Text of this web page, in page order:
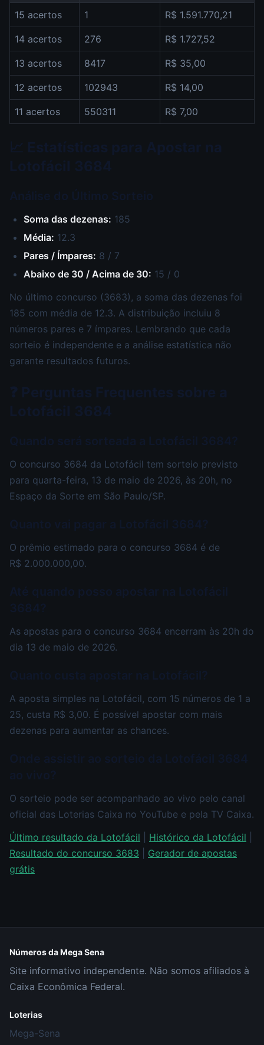
15 acertos 1 R$ 1.591.770,21
14 acertos 276 R$ 1.727,52
13 acertos 8417 R$ 35,00
12 acertos 102943 R$ 14,00
11 acertos 550311 R$ 7,00
Soma das dezenas: 185
Média: 12.3
Pares / Ímpares: 8 / 7
Abaixo de 30 / Acima de 30: 15 / 0
No último concurso (3683), a soma das dezenas foi
185 com média de 12.3. A distribuição incluiu 8
números pares e 7 ímpares. Lembrando que cada
sorteio é independente e a análise estatística não
garante resultados futuros.
O concurso 3684 da Lotofácil tem sorteio previsto
para quarta-feira, 13 de maio de 2026, às 20h, no
Espaço da Sorte em São Paulo/SP.
O prêmio estimado para o concurso 3684 é de
R$ 2.000.000,00.
As apostas para o concurso 3684 encerram às 20h do
dia 13 de maio de 2026.
A aposta simples na Lotofácil, com 15 números de 1 a
25, custa R$ 3,00. É possível apostar com mais
dezenas para aumentar as chances.
O sorteio pode ser acompanhado ao vivo pelo canal
oficial das Loterias Caixa no YouTube e pela TV Caixa.
Último resultado da Lotofácil
Histórico da Lotofácil
Resultado do concurso 3683
Gerador de apostas
grátis
Números da Mega Sena
Site informativo independente. Não somos afiliados à
Caixa Econômica Federal.
Loterias
Mega-Sena